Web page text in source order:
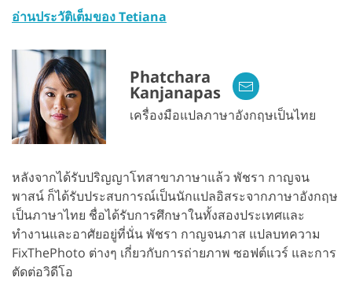
อ่านประวัติเต็มของ Tetiana
Phatchara
Kanjanapas
เครื่องมือแปลภาษาอังกฤษเป็นไทย
หลังจากได้รับปริญญาโทสาขาภาษาแล้ว พัชรา กาญจน
พาสน์ ก็ได้รับประสบการณ์เป็นนักแปลอิสระจากภาษาอังกฤษ
เป็นภาษาไทย ชื่อได้รับการศึกษาในทั้งสองประเทศและ
ทำงานและอาศัยอยู่ที่นั่น พัชรา กาญจนภาส แปลบทความ
FixThePhoto ต่างๆ เกี่ยวกับการถ่ายภาพ ซอฟต์แวร์ และการ
ตัดต่อวิดีโอ